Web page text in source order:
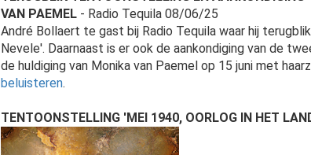
VAN PAEMEL - Radio Tequila 08/06/25
André Bollaert te gast bij Radio Tequila waar hij
Nevele'. Daarnaast is er ook de aankondiging van de
de huldiging van Monika van Paemel op 15 juni met
beluisteren.
TENTOONSTELLING 'MEI 1940, OORLOG IN HET